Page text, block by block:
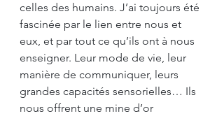
celles des humains. J’ai toujours été
fascinée par le lien entre nous et
eux, et par tout ce qu’ils ont à nous
enseigner. Leur mode de vie, leur
manière de communiquer, leurs
grandes capacités sensorielles… Ils
nous offrent une mine d’or